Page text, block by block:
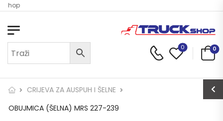
Shop
0 0
CRIJEVA ZA AUSPUH I ŠELNE
OBUJMICA (ŠELNA) MRS 227-239